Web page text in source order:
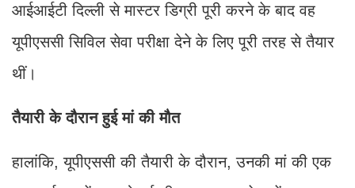
आईआईटी दिल्ली से मास्टर डिग्री पूरी करने के बाद वह
यूपीएससी सिविल सेवा परीक्षा देने के लिए पूरी तरह से तैयार
थीं।
तैयारी के दौरान हुई मां की मौत
हालांकि, यूपीएससी की तैयारी के दौरान, उनकी मां की एक